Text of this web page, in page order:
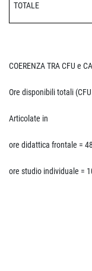
TOTALE
COERENZA TRA CFU e
Ore disponibili totali
Articolate in
ore didattica frontale = 48
ore studio individuale =